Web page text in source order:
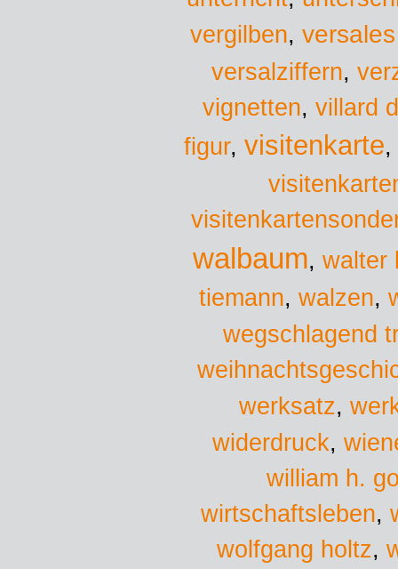
vergilben,
versalziffern,
vignetten, villard
figur, visitenkarte,
walbaum, walter
tiemann, walzen,
wegschlagend
werksatz,
widerdruck,
william h.
wirtschaftsleben,
wolfgang holtz,